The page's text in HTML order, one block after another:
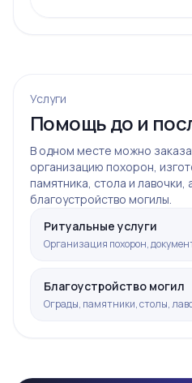
Услуги
Помощь до и
В одном месте можно
организацию похорон,
памятника, стола и
благоустройство могилы.
Ритуальные услуги
Организация похорон,
Благоустройство могил
Ограды, памятники, столы,